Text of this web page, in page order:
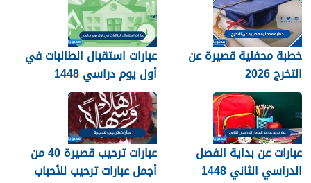
خطبة محفلية قصيرة عن
التخرج 2026
عبارات استقبال الطالبات في
أول يوم دراسي 1448
عبارات عن بداية الفصل
الدراسي الثاني 1448
عبارات ترحيب قصيرة 40 من
أجمل عبارات ترحيب للأحباب